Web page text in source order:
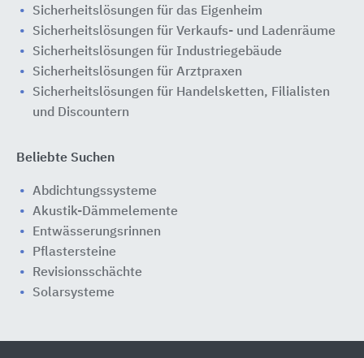
Sicherheitslösungen für das Eigenheim
Sicherheitslösungen für Verkaufs- und Ladenräume
Sicherheitslösungen für Industriegebäude
Sicherheitslösungen für Arztpraxen
Sicherheitslösungen für Handelsketten, Filialisten
und Discountern
Beliebte Suchen
Abdichtungssysteme
Akustik-Dämmelemente
Entwässerungsrinnen
Pflastersteine
Revisionsschächte
Solarsysteme